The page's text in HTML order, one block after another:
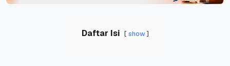
Daftar Isi show